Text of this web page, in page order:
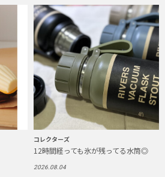
コレクターズ
12時間経っても氷が残ってる水筒◎
2026.08.04